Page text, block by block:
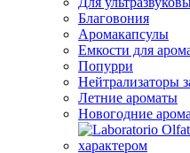
Благовония
Аромакапсулы
Емкости для
Попурри
Нейтрализаторы
Летние ароматы
Новогодние